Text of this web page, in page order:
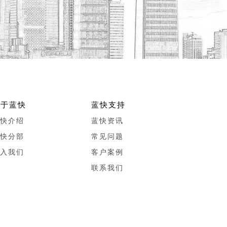
蓝快
介绍
分部
我们
蓝快支持
蓝快资讯
常见问题
客户案例
联系我们